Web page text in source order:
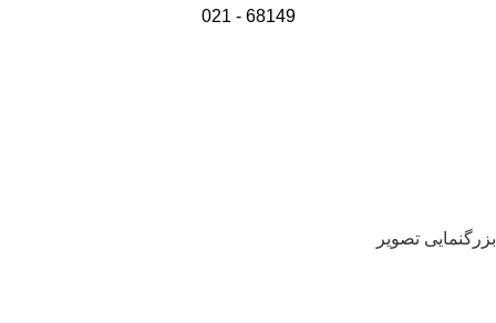
68149 - 021
بزرگنمایی تصویر